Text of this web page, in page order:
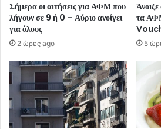
Σήμερα οι αιτήσεις για ΑΦΜ που
λήγουν σε 9 ή 0 – Αύριο ανοίγει
για όλους
2 ώρες ago
τα
5